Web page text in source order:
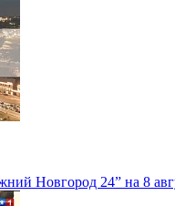
Новгород 24” на 8